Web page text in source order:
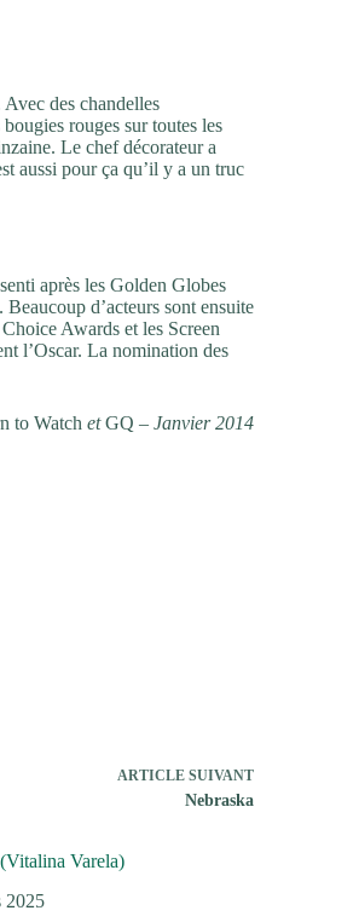
des chandelles
rouges sur toutes les
Le chef décorateur a
aussi pour ça qu’il y a un truc
après les Golden Globes
Beaucoup d’acteurs sont ensuite
Awards et les Screen
l’Oscar. La nomination des
to Watch etGQ – Janvier 2014
ARTICLE SUIVANT
Nebraska
Varela)
2025